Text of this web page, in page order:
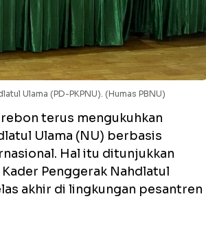
Ulama (PD-PKPNU). (Humas PBNU)
terus mengukuhkan
Ulama (NU) berbasis
Hal itu ditunjukkan
Penggerak Nahdlatul
akhir di lingkungan pesantren